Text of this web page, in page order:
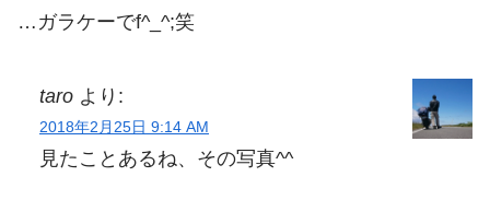
…ガラケーでf^_^;笑
taro より:
2018年2月25日 9:14 AM
見たことあるね、その写真^^